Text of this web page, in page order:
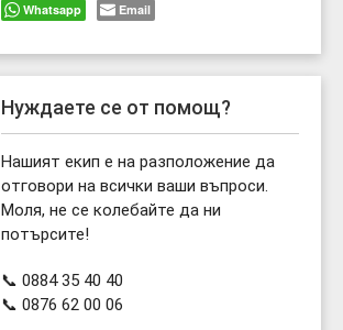
Whatsapp
Email
Нуждаете се от помощ?
Нашият екип е на разположение да
отговори на всички ваши въпроси.
Моля, не се колебайте да ни
потърсите!
📞 0884 35 40 40
📞 0876 62 00 06